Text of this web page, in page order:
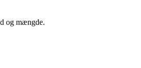
og mængde.